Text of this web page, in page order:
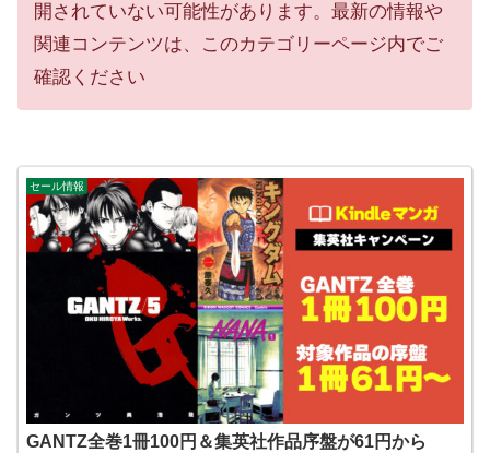
開されていない可能性があります。最新の情報や
関連コンテンツは、このカテゴリーページ内でご
確認ください
セール情報
GANTZ全巻1冊100円＆集英社作品序盤が61円から